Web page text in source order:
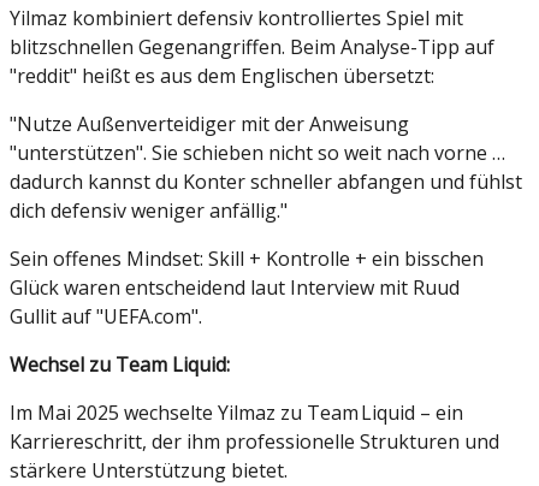
Yilmaz kombiniert defensiv kontrolliertes Spiel mit
blitzschnellen Gegenangriffen. Beim Analyse-Tipp auf
"reddit" heißt es aus dem Englischen übersetzt:
"Nutze Außenverteidiger mit der Anweisung
"unterstützen". Sie schieben nicht so weit nach vorne …
dadurch kannst du Konter schneller abfangen und fühlst
dich defensiv weniger anfällig."
Sein offenes Mindset: Skill + Kontrolle + ein bisschen
Glück waren entscheidend laut Interview mit Ruud
Gullitauf"UEFA.com".
Wechsel zu Team Liquid:
Im Mai 2025 wechselte Yilmaz zu Team Liquid – ein
Karriereschritt, der ihm professionelle Strukturen und
stärkere Unterstützung bietet.